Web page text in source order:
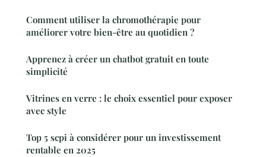
Comment utiliser la chromothérapie pour
améliorer votre bien-être au quotidien ?
Apprenez à créer un chatbot gratuit en toute
simplicité
Vitrines en verre : le choix essentiel pour exposer
avec style
Top 5 scpi à considérer pour un investissement
rentable en 2025